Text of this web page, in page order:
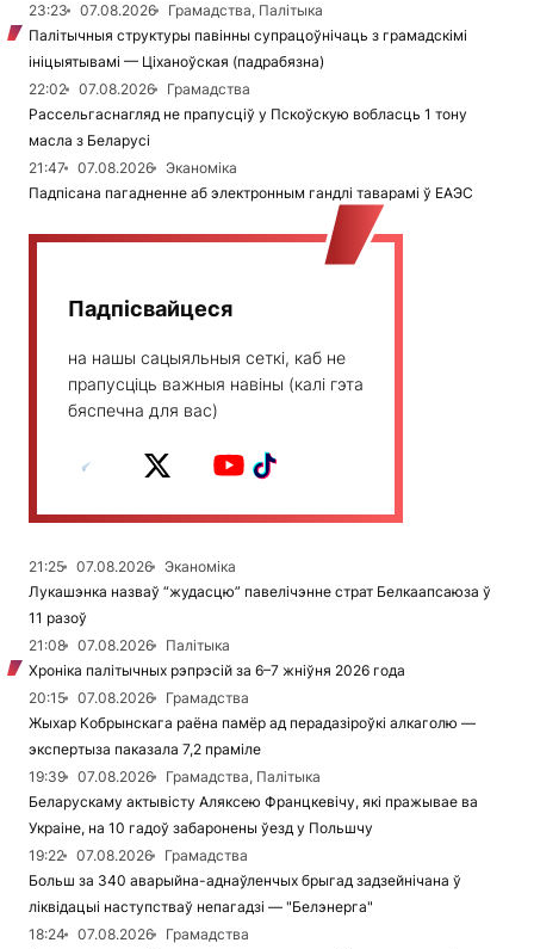
23:23
07.08.2026
Грамадства, Палітыка
Палітычныя структуры павінны супрацоўнічаць з грамадскімі
ініцыятывамі — Ціханоўская (падрабязна)
22:02
07.08.2026
Грамадства
Рассельгаснагляд не прапусціў у Пскоўскую вобласць 1 тону
масла з Беларусі
21:47
07.08.2026
Эканоміка
Падпісана пагадненне аб электронным гандлі таварамі ў ЕАЭС
Падпісвайцеся
на нашы сацыяльныя сеткі, каб не
прапусціць важныя навіны (калі гэта
бяспечна для вас)
21:25 07.08.2026
Эканоміка
Лукашэнка назваў “жудасцю” павелічэнне страт Белкаапсаюза ў
11 разоў
21:08
07.08.2026
Палітыка
Хроніка палітычных рэпрэсій за 6–7 жніўня 2026 года
20:15
07.08.2026
Грамадства
Жыхар Кобрынскага раёна памёр ад перадазіроўкі алкаголю —
экспертыза паказала 7,2 праміле
19:39
07.08.2026
Грамадства, Палітыка
Беларускаму актывісту Аляксею Францкевічу, які пражывае ва
Украіне, на 10 гадоў забаронены ўезд у Польшчу
19:22
07.08.2026
Грамадства
Больш за 340 аварыйна-аднаўленчых брыгад задзейнічана ў
ліквідацыі наступстваў непагадзі — "Белэнерга"
18:24
07.08.2026
Грамадства